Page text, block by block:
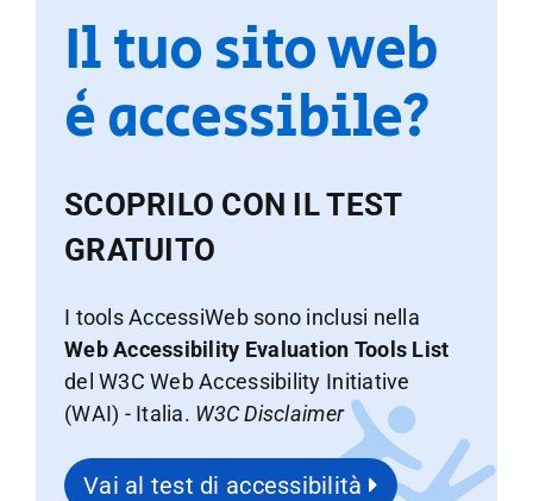
Il tuo sito web
è accessibile?
SCOPRILO CON IL TEST
GRATUITO
I tools AccessiWeb sono inclusi nella
Web Accessibility Evaluation Tools List
del W3C Web Accessibility Initiative
(WAI) - Italia. W3C Disclaimer
Vai al test di accessibilità